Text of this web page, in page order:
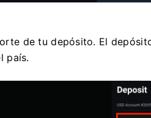
de tu depósito. El
país.